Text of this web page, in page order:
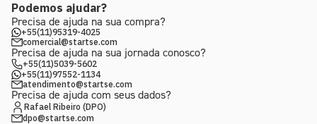
Podemos ajudar?
Precisa de ajuda na sua compra?
+55(11)95319-4025
comercial@startse.com
Precisa de ajuda na sua jornada conosco?
+55(11)5039-5602
+55(11)97552-1134
atendimento@startse.com
Precisa de ajuda com seus dados?
Rafael Ribeiro (DPO)
dpo@startse.com